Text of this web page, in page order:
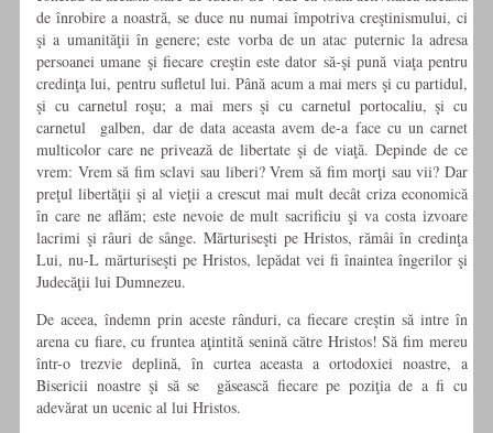
de înrobire a noastră, se duce nu numai împotriva creştinismului, ci
şi a umanităţii în genere; este vorba de un atac puternic la adresa
persoanei umane şi fiecare creştin este dator să-şi pună viaţa pentru
credinţa lui, pentru sufletul lui. Până acum a mai mers şi cu partidul,
şi cu carnetul roşu; a mai mers şi cu carnetul portocaliu, şi cu
carnetul galben, dar de data aceasta avem de-a face cu un carnet
multicolor care ne privează de libertate şi de viaţă. Depinde de ce
vrem: Vrem să fim sclavi sau liberi? Vrem să fim morţi sau vii? Dar
preţul libertăţii şi al vieţii a crescut mai mult decât criza economică
în care ne aflăm; este nevoie de mult sacrificiu şi va costa izvoare
lacrimi şi râuri de sânge. Mărturiseşti pe Hristos, rămâi în credinţa
Lui, nu-L mărturiseşti pe Hristos, lepădat vei fi înaintea îngerilor şi
Judecăţii lui Dumnezeu.
De aceea, îndemn prin aceste rânduri, ca fiecare creştin să intre în
arena cu fiare, cu fruntea aţintită senină către Hristos! Să fim mereu
într-o trezvie deplină, în curtea aceasta a ortodoxiei noastre, a
Bisericii noastre şi să se găsească fiecare pe poziţia de a fi cu
adevărat un ucenic al lui Hristos.